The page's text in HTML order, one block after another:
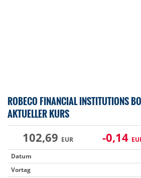
ROBECO FINANCIAL INSTITUTIONS
AKTUELLER KURS
102,69 EUR -0,14
Datum
Vortag